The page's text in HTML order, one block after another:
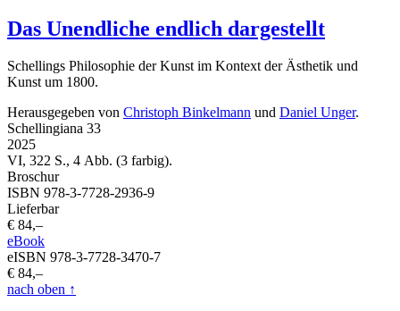
Das Unendliche endlich dargestellt
Schellings Philosophie der Kunst im Kontext der Ästhetik und
Kunst um 1800.
Herausgegeben von Christoph Binkelmann und Daniel Unger.
Schellingiana 33
2025
VI, 322 S., 4 Abb. (3 farbig).
Broschur
ISBN 978-3-7728-2936-9
Lieferbar
€ 84,–
eBook
eISBN 978-3-7728-3470-7
€ 84,–
nach oben ↑